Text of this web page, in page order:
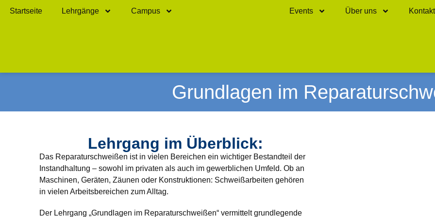
Startseite Lehrgänge Campus Events Über uns Kontakt
Grundlagen im
Lehrgang im Überblick:
Das Reparaturschweißen ist in vielen Bereichen ein wichtiger Bestandteil der
Instandhaltung – sowohl im privaten als auch im gewerblichen Umfeld. Ob an
Maschinen, Geräten, Zäunen oder Konstruktionen: Schweißarbeiten gehören
in vielen Arbeitsbereichen zum Alltag.
Der Lehrgang „Grundlagen im Reparaturschweißen“ vermittelt grundlegende